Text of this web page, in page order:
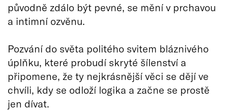
původně zdálo být pevné, se mění v prchavou
a intimní ozvěnu.
Pozvání do světa politého svitem bláznivého
úplňku, které probudí skryté šílenství a
připomene, že ty nejkrásnější věci se dějí ve
chvíli, kdy se odloží logika a začne se prostě
jen dívat.